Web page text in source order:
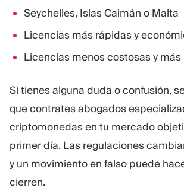
Seychelles, Islas Caimán o Malta
Licencias más rápidas y
Licencias menos costosas y
Si tienes alguna duda o confusión,
que contrates abogados
criptomonedas en tu mercado
primer día. Las regulaciones
y un movimiento en falso puede
cierren.